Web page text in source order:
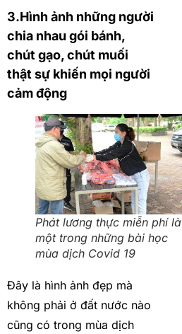
3.Hình ảnh những người
chia nhau gói bánh,
chút gạo, chút muối
thật sự khiến mọi người
cảm động
Phát lương thực miễn phí là
một trong những bài học
mùa dịch Covid 19
Đây là hình ảnh đẹp mà
không phải ở đất nước nào
cũng có trong mùa dịch